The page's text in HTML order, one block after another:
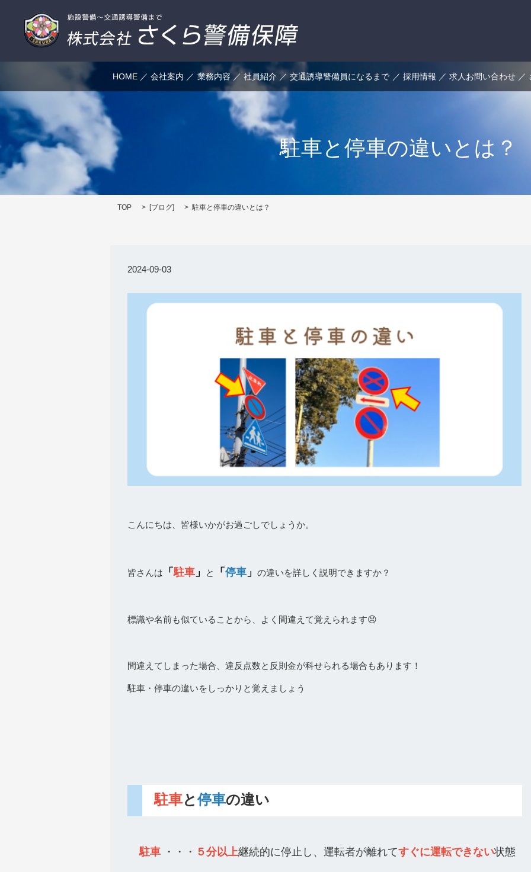
HOME 会社案内 業務内容 社員紹介 交通誘導警備員になるまで 採用情報 求人お問い合わせ
駐車と停車の違いとは？
TOP [ブログ] 駐車と停車の違いとは？
2024-09-03
こんにちは、皆様いかがお過ごしでしょうか。
皆さんは 「駐車」 と 「 停車」 の違いを詳しく説明できますか？
標識や名前も似ていることから、よく間違えて覚えられます😣
間違えてしまった場合、違反点数と反則金が科せられる場合もあります！
駐車・停車の違いをしっかりと覚えましょう
駐車と停車の違い
駐車 ・・・ ５分以上継続的に停止し、運転者が離れてすぐに運転できない状態